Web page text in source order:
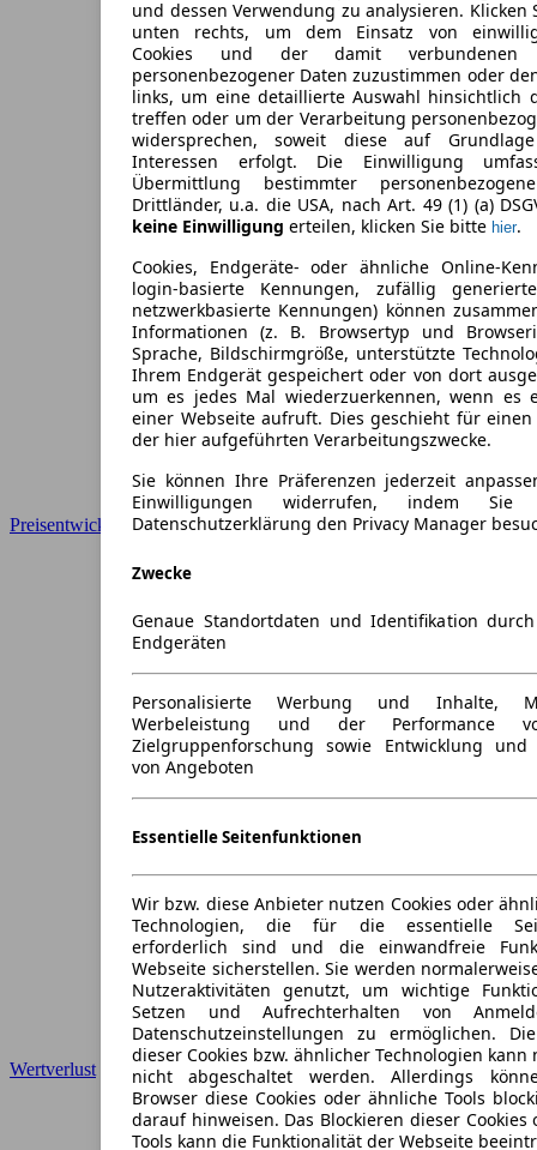
und dessen Verwendung zu analysieren. Klicken
unten rechts, um dem Einsatz von
Cookies und der damit verbundenen
personenbezogener Daten zuzustimmen oder
links, um eine detaillierte Auswahl hinsichtlich
treffen oder um der Verarbeitung
widersprechen, soweit diese auf
Interessen erfolgt. Die Einwilligung
Übermittlung bestimmter
Drittländer, u.a. die USA, nach Art. 49 (1) (a)
keine Einwilligung erteilen, klicken Sie bitte hier.
Cookies, Endgeräte- oder ähnliche Online-
login-basierte Kennungen, zufällig
netzwerkbasierte Kennungen) können
Informationen (z. B. Browsertyp und
Sprache, Bildschirmgröße, unterstützte
Ihrem Endgerät gespeichert oder von dort
um es jedes Mal wiederzuerkennen, wenn es
einer Webseite aufruft. Dies geschieht für
der hier aufgeführten Verarbeitungszwecke.
Sie können Ihre Präferenzen jederzeit
Einwilligungen widerrufen, indem
Datenschutzerklärung den Privacy Manager
Zwecke
Genaue Standortdaten und Identifikation
Endgeräten
Personalisierte Werbung und Inhalte,
Werbeleistung und der Performance
Zielgruppenforschung sowie Entwicklung und
von Angeboten
Essentielle Seitenfunktionen
Wir bzw. diese Anbieter nutzen Cookies oder
Technologien, die für die essentielle
erforderlich sind und die einwandfreie
Webseite sicherstellen. Sie werden
Nutzeraktivitäten genutzt, um wichtige
Setzen und Aufrechterhalten von
Datenschutzeinstellungen zu ermöglichen.
dieser Cookies bzw. ähnlicher Technologien kann
nicht abgeschaltet werden. Allerdings
Browser diese Cookies oder ähnliche Tools
darauf hinweisen. Das Blockieren dieser
Tools kann die Funktionalität der Webseite
Preisentwicklung
Wertverlust